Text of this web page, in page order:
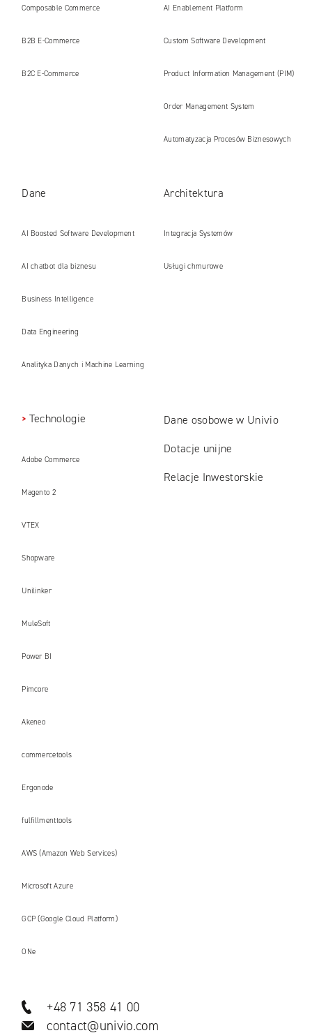
internetowe i platformy gotowe na erę
AI
Composable Commerce
B2B E‑Commerce
B2C E‑Commerce
AI Enablement Platform
Custom Software Development
Product Information Management (PIM)
Order Management System
Automatyzacja Procesów Biznesowych
Dane
AI Boosted Software Development
AI chatbot dla biznesu
Business Intelligence
Data Engineering
Analityka Danych i Machine Learning
Architektura
Integracja Systemów
Usługi chmurowe
Technologie
Adobe Commerce
Magento 2
VTEX
Shopware
Unilinker
MuleSoft
Power BI
Pimcore
Akeneo
commercetools
Ergonode
fulfillmenttools
AWS (Amazon Web Services)
Microsoft Azure
GCP (Google Cloud Platform)
ONe
+48 71 358 41 00
contact@univio.com
Dane osobowe w Univio
Dotacje unijne
Relacje Inwestorskie